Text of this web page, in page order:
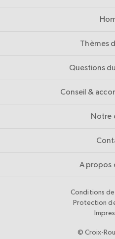
Thèmes
Questions
Conseil &
Notre
A propos
Conditions
Protection
© Croix-